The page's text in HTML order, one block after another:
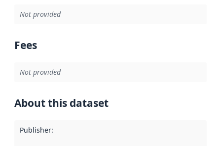
Not provided
Fees
Not provided
About this dataset
Publisher: